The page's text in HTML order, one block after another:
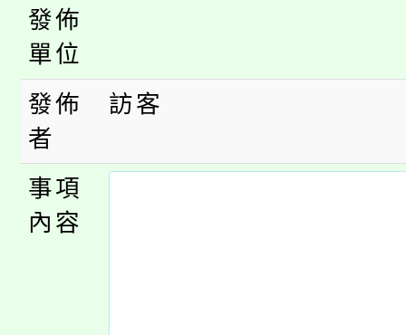
《TA101》溝通分析基
程，歡迎學生輔導中心
心理、諮商輔導、社會
系所師生報名參加。
轉知苗栗縣政府辦理
縣市「校園短影音徵選
門員」簡章及活動海報
踴躍報名參加。
桃園市115學年度學生
要點
「桃園市補助參觀特色
展演活動實施計畫」
115年度「教育部表揚
義教育推展貢獻獎」
「2026 ART TAIPEI臺
發佈
單位
發佈
者
訪客
事項
內容